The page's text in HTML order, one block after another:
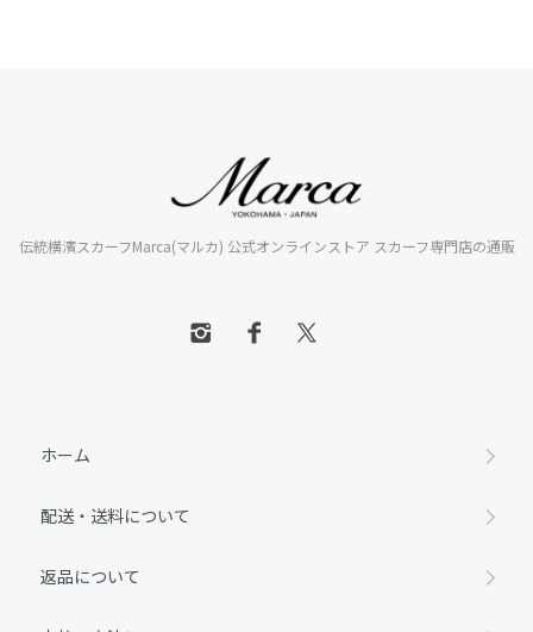
伝統横濱スカーフMarca(マルカ) 公式オンラインストア スカーフ専門店の通販
ホーム
配送・送料について
返品について